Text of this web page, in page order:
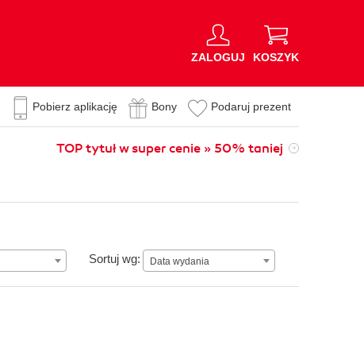
ZALOGUJ KOSZYK
Pobierz aplikację Bony Podaruj prezent
TOP tytuł w super cenie » 50% taniej
Sortuj wg: Data wydania
Data wydania